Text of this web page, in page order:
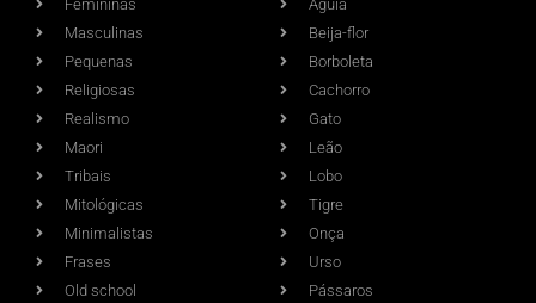
Femininas
Masculinas
Pequenas
Religiosas
Realismo
Maori
Tribais
Mitológicas
Minimalistas
Frases
Old school
Águia
Beija-flor
Borboleta
Cachorro
Gato
Leão
Lobo
Tigre
Onça
Urso
Pássaros